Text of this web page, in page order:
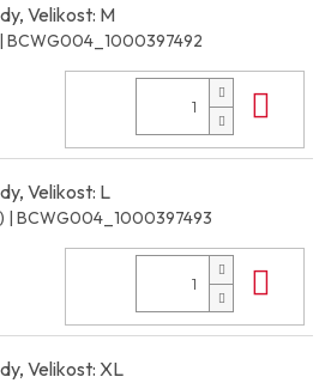
Velikost: M
| BCWG004_1000397492
Velikost: L
| BCWG004_1000397493
Velikost: XL